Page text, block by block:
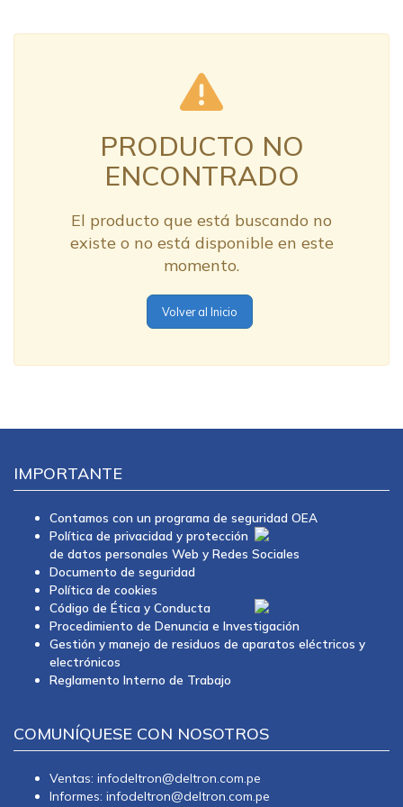
PRODUCTO NO
ENCONTRADO
El producto que está buscando no
existe o no está disponible en este
momento.
Volver al Inicio
IMPORTANTE
Contamos con un programa de seguridad OEA
Política de privacidad y protección
de datos personales Web y Redes Sociales
Documento de seguridad
Política de cookies
Código de Ética y Conducta
Procedimiento de Denuncia e Investigación
Gestión y manejo de residuos de aparatos eléctricos y
electrónicos
Reglamento Interno de Trabajo
COMUNÍQUESE CON NOSOTROS
Ventas: infodeltron@deltron.com.pe
Informes: infodeltron@deltron.com.pe